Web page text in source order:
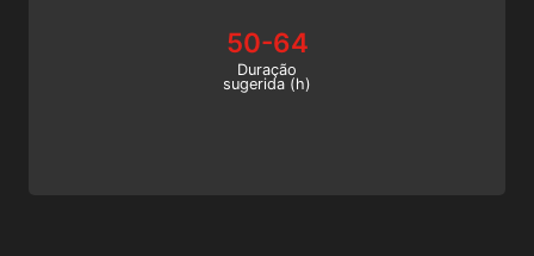
um Freediving Assistant Instructor.
50-64
Duração
sugerida (h)